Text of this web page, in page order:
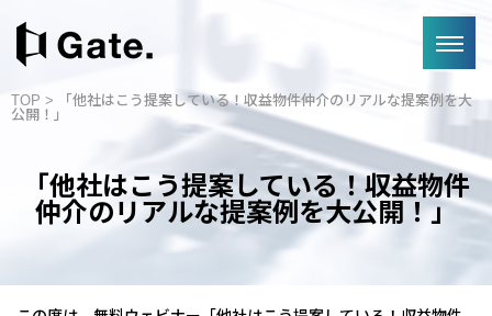
TOP > 「他社はこう提案している！収益物件仲介のリアルな提案例を大
公開！」
「他社はこう提案している！収益物件
仲介のリアルな提案例を大公開！」